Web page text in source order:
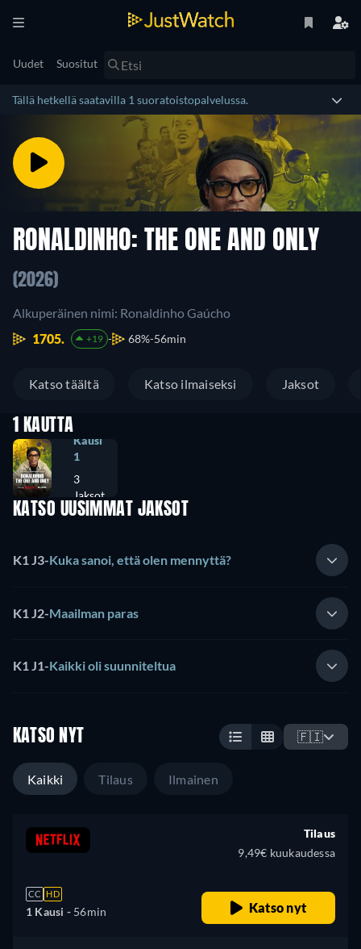
Uudet Suositut
Tällä hetkellä saatavilla 1 suoratoistopalvelussa.
RONALDINHO: THE ONE AND ONLY
(2026)
Alkuperäinen nimi: Ronaldinho Gaúcho
1705.
+19 68% 56min
Katso täältä Katso ilmaiseksi Jaksot
1 KAUTTA
Kausi
1
3
Jaksot
KATSO UUSIMMAT JAKSOT
K1 J3-Kuka sanoi, että olen mennyttä?
K1 J2-Maailman paras
K1 J1-Kaikki oli suunniteltua
KATSO NYT 🇫🇮
Kaikki Tilaus Ilmainen
CC HD
1 Kausi - 56min
Tilaus
9,49€ kuukaudessa
Katso nyt